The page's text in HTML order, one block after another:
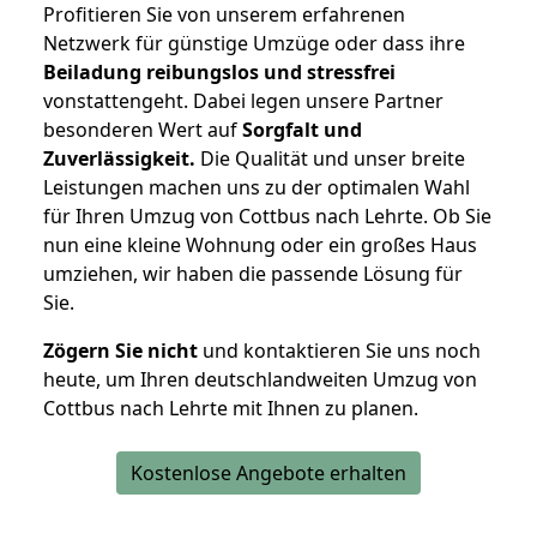
Profitieren Sie von unserem erfahrenen
Netzwerk für günstige Umzüge oder dass ihre
Beiladung reibungslos und stressfrei
vonstattengeht. Dabei legen unsere Partner
besonderen Wert aufSorgfalt und
Zuverlässigkeit. Die Qualität und unser breite
Leistungen machen uns zu der optimalen Wahl
für Ihren Umzug von Cottbus nach Lehrte. Ob Sie
nun eine kleine Wohnung oder ein großes Haus
umziehen, wir haben die passende Lösung für
Sie.
Zögern Sie nicht und kontaktieren Sie uns noch
heute, um Ihren deutschlandweiten Umzug von
Cottbus nach Lehrte mit Ihnen zu planen.
Kostenlose Angebote erhalten